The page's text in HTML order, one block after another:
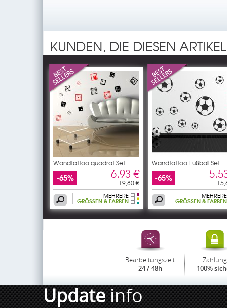
KUNDEN, DIE DIESEN
Wandtattoo quadrat Set
-65% 6,93 €
19,80 €
MEHRERE
GRÖSSEN & FARBEN
Wandtattoo Fußball Set
-65%
MEHRERE
GRÖSSEN & FARBEN
Bearbeitungszeit
24 / 48h
Zahlung
100%
Updateinfo